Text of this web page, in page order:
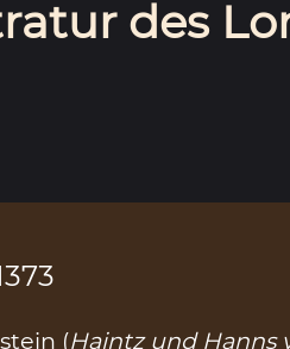
des
(Haintz und Hanns